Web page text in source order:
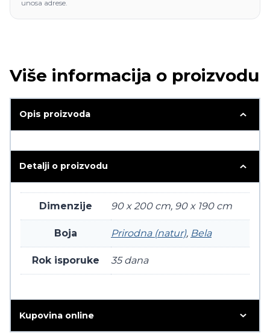
unosa adrese.
Više informacija o proizvodu
Opis proizvoda
Detalji o proizvodu
Dimenzije 90 x 200 cm, 90 x 190 cm
Boja Prirodna (natur), Bela
Rok isporuke 35 dana
Kupovina online